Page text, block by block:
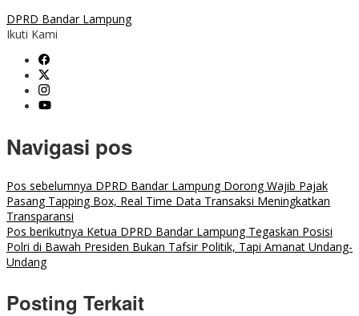
DPRD Bandar Lampung
Ikuti Kami
Navigasi pos
Pos sebelumnya DPRD Bandar Lampung Dorong Wajib Pajak
Pasang Tapping Box, Real Time Data Transaksi Meningkatkan
Transparansi
Pos berikutnya Ketua DPRD Bandar Lampung Tegaskan Posisi
Polri di Bawah Presiden Bukan Tafsir Politik, Tapi Amanat Undang-
Undang
Posting Terkait